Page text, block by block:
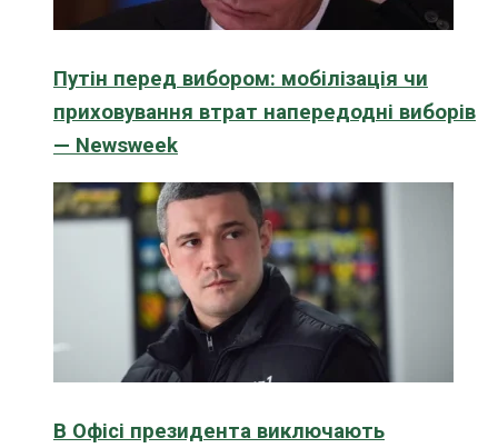
Путін перед вибором: мобілізація чи
приховування втрат напередодні виборів
— Newsweek
В Офісі президента виключають